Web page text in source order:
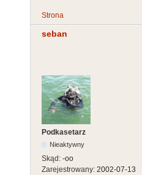
Strona
seban
Podkasetarz
Nieaktywny
Skąd: -oo
Zarejestrowany: 2002-07-13